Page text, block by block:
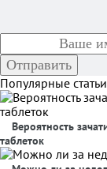
Популярные статьи
Вероятность
таблеток